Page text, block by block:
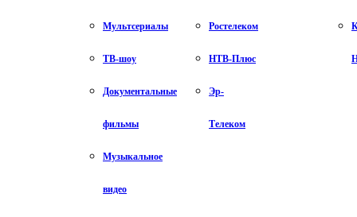
Мультсериалы
ТВ-шоу
Документальные
фильмы
Музыкальное
видео
Ростелеком
НТВ-Плюс
Эр-
Телеком